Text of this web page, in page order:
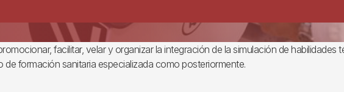
facilitar, velar y organizar la integración de la simulación de
formación sanitaria especializada como posteriormente.